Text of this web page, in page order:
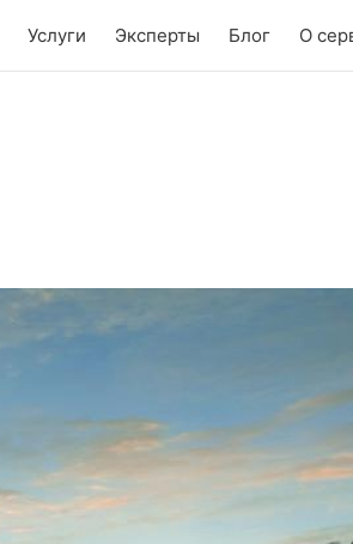
Услуги Эксперты Блог О